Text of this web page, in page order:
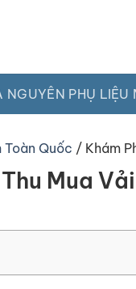
NGUYÊN PHỤ LIỆU
Toàn Quốc / Khám
Mua